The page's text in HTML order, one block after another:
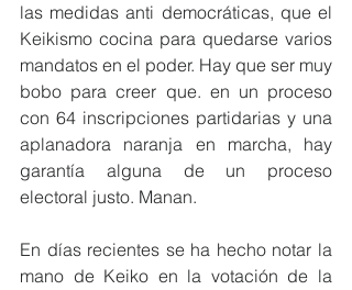
las medidas anti democráticas, que el
Keikismo cocina para quedarse varios
mandatos en el poder. Hay que ser muy
bobo para creer que. en un proceso
con 64 inscripciones partidarias y una
aplanadora naranja en marcha, hay
garantía alguna de un proceso
electoral justo. Manan.
En días recientes se ha hecho notar la
mano de Keiko en la votación de la